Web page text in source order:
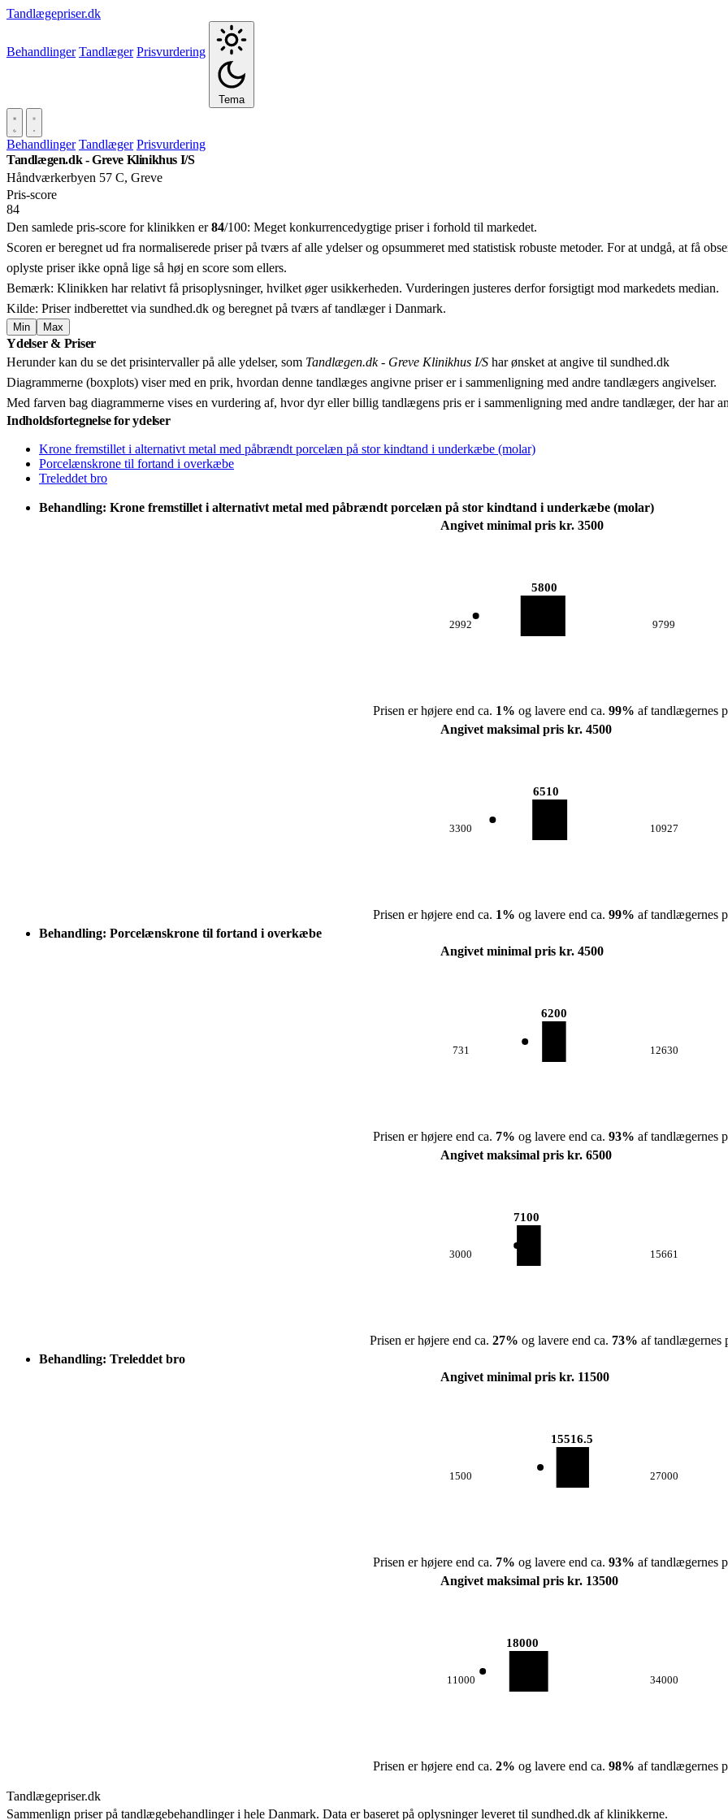
Tandlægepriser.dk
Behandlinger Tandlæger Prisvurdering
Tema
Behandlinger Tandlæger Prisvurdering
Tandlægen.dk - Greve Klinikhus I/S
Håndværkerbyen 57 C, Greve
Pris‑score
84
Den samlede pris-score for klinikken er84/100: Meget konkurrencedygtige priser i forhold til markedet.
Scoren er beregnet ud fra normaliserede priser på tværs af alle ydelser og opsummeret med statistisk robuste metoder. For at undgå, at få
oplyste priser ikke opnå lige så høj en score som ellers.
Bemærk: Klinikken har relativt få prisoplysninger, hvilket øger usikkerheden. Vurderingen justeres derfor forsigtigt mod markedets median.
Kilde: Priser indberettet via sundhed.dk og beregnet på tværs af tandlæger i Danmark.
Min Max
+
−
Ydelser & Priser
Herunder kan du se det prisintervaller på alle ydelser, som Tandlægen.dk - Greve Klinikhus I/S har ønsket at angive til sundhed.dk
Diagrammerne (boxplots) viser med en prik, hvordan denne tandlæges angivne priser er i sammenligning med andre tandlægers angivelser.
Med farven bag diagrammerne vises en vurdering af, hvor dyr eller billig tandlægens pris er i sammenligning med andre tandlæger, der har
Indholdsfortegnelse for ydelser
Krone fremstillet i alternativt metal med påbrændt porcelæn på stor kindtand i underkæbe (molar)
Porcelænskrone til fortand i overkæbe
Treleddet bro
Behandling: Krone fremstillet i alternativt metal med påbrændt porcelæn på stor kindtand i underkæbe (molar)
Angivet minimal pris kr. 3500
2992
5800
9799
Prisen er højere end ca. 1% og lavere end ca. 99% af tandlægernes
Angivet maksimal pris kr. 4500
3300
6510
10927
Prisen er højere end ca. 1% og lavere end ca. 99% af tandlægernes
Behandling: Porcelænskrone til fortand i overkæbe
Angivet minimal pris kr. 4500
731
6200
12630
Prisen er højere end ca. 7% og lavere end ca. 93% af tandlægernes
Angivet maksimal pris kr. 6500
3000
7100
15661
Prisen er højere end ca. 27% og lavere end ca. 73% af tandlægernes
Behandling: Treleddet bro
Angivet minimal pris kr. 11500
1500
15516.5
27000
Prisen er højere end ca. 7% og lavere end ca. 93% af tandlægernes
Angivet maksimal pris kr. 13500
11000
18000
34000
Prisen er højere end ca. 2% og lavere end ca. 98% af tandlægernes
Tandlægepriser.dk
Sammenlign priser på tandlægebehandlinger i hele Danmark. Data er baseret på oplysninger leveret til sundhed.dk af klinikkerne.